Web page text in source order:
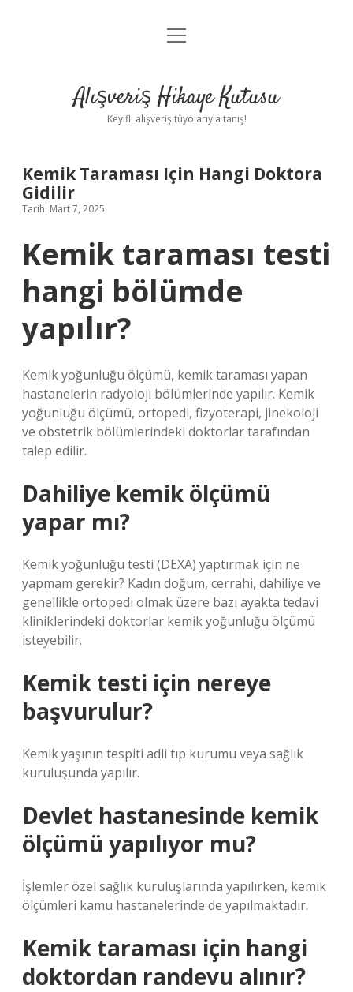
Anasayfa
Yasal Uyarı
menüyü
Alışveriş Hikaye Kutusu
Keyifli alışveriş tüyolarıyla tanış!
Kemik Taraması Için Hangi Doktora
Gidilir
Tarih: Mart 7, 2025
Kemik taraması testi
hangi bölümde
yapılır?
Kemik yoğunluğu ölçümü, kemik taraması yapan
hastanelerin radyoloji bölümlerinde yapılır. Kemik
yoğunluğu ölçümü, ortopedi, fizyoterapi, jinekoloji
ve obstetrik bölümlerindeki doktorlar tarafından
talep edilir.
Dahiliye kemik ölçümü
yapar mı?
Kemik yoğunluğu testi (DEXA) yaptırmak için ne
yapmam gerekir? Kadın doğum, cerrahi, dahiliye ve
genellikle ortopedi olmak üzere bazı ayakta tedavi
kliniklerindeki doktorlar kemik yoğunluğu ölçümü
isteyebilir.
Kemik testi için nereye
başvurulur?
Kemik yaşının tespiti adli tıp kurumu veya sağlık
kuruluşunda yapılır.
Devlet hastanesinde kemik
ölçümü yapılıyor mu?
İşlemler özel sağlık kuruluşlarında yapılırken, kemik
ölçümleri kamu hastanelerinde de yapılmaktadır.
Kemik taraması için hangi
doktordan randevu alınır?